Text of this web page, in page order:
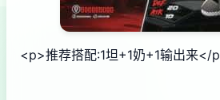
<p>推荐搭配:1坦+1奶+1输出来</